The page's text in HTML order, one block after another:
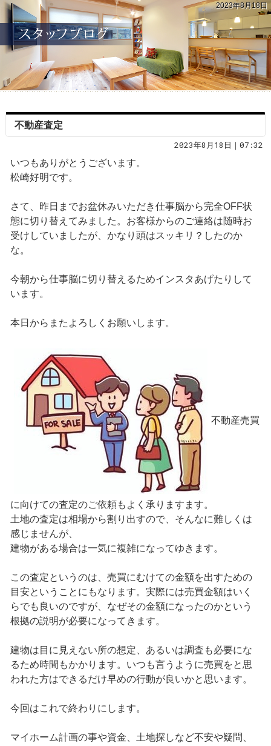
2023年8月18日
不動産査定
2023年8月18日｜07:32
いつもありがとうございます。
松崎好明です。
さて、昨日までお盆休みいただき仕事脳から完全OFF状
態に切り替えてみました。お客様からのご連絡は随時お
受けしていましたが、かなり頭はスッキリ？したのか
な。
今朝から仕事脳に切り替えるためインスタあげたりして
います。
本日からまたよろしくお願いします。
不動産売買
に向けての査定のご依頼もよく承りますます。
土地の査定は相場から割り出すので、そんなに難しくは
感じませんが、
建物がある場合は一気に複雑になってゆきます。
この査定というのは、売買にむけての金額を出すための
目安ということにもなります。実際には売買金額はいく
らでも良いのですが、なぜその金額になったのかという
根拠の説明が必要になってきます。
建物は目に見えない所の想定、あるいは調査も必要にな
るため時間もかかります。いつも言うように売買をと思
われた方はできるだけ早めの行動が良いかと思います。
今回はこれで終わりにします。
マイホーム計画の事や資金、土地探しなど不安や疑問、